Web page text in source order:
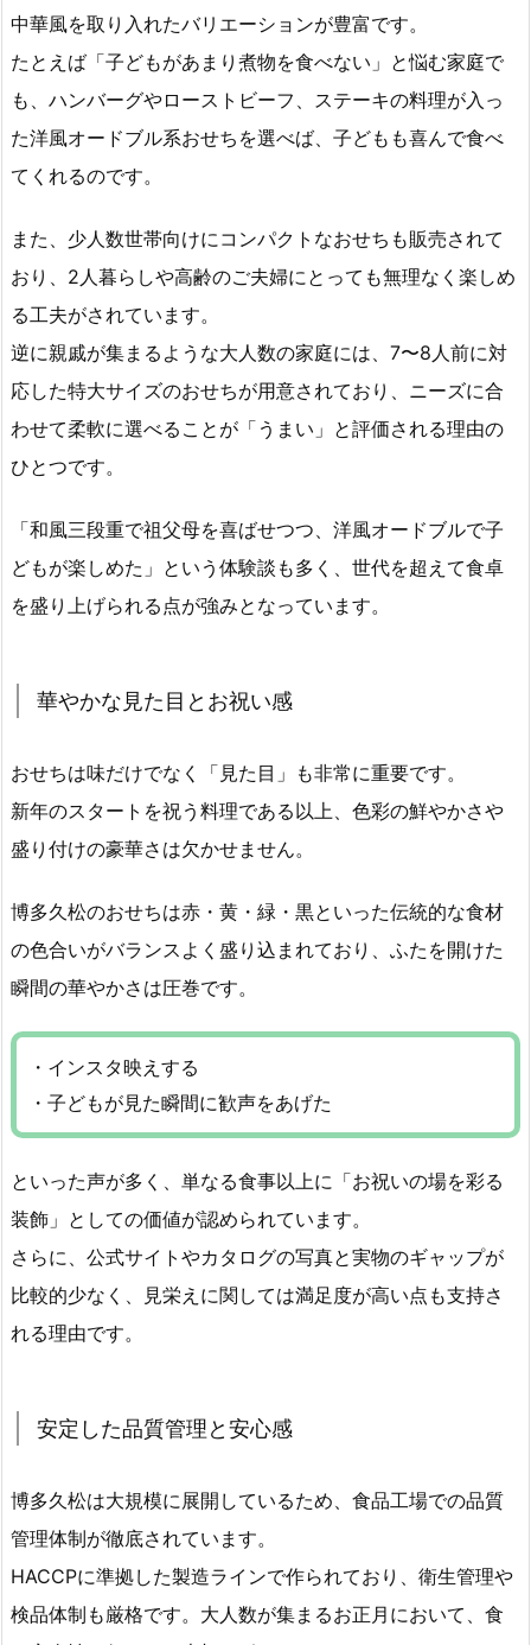
中華風を取り入れたバリエーションが豊富です。
たとえば「子どもがあまり煮物を食べない」と悩む家庭で
も、ハンバーグやローストビーフ、ステーキの料理が入っ
た洋風オードブル系おせちを選べば、子どもも喜んで食べ
てくれるのです。
また、少人数世帯向けにコンパクトなおせちも販売されて
おり、2人暮らしや高齢のご夫婦にとっても無理なく楽しめ
る工夫がされています。
逆に親戚が集まるような大人数の家庭には、7〜8人前に対
応した特大サイズのおせちが用意されており、ニーズに合
わせて柔軟に選べることが「うまい」と評価される理由の
ひとつです。
「和風三段重で祖父母を喜ばせつつ、洋風オードブルで子
どもが楽しめた」という体験談も多く、世代を超えて食卓
を盛り上げられる点が強みとなっています。
華やかな見た目とお祝い感
おせちは味だけでなく「見た目」も非常に重要です。
新年のスタートを祝う料理である以上、色彩の鮮やかさや
盛り付けの豪華さは欠かせません。
博多久松のおせちは赤・黄・緑・黒といった伝統的な食材
の色合いがバランスよく盛り込まれており、ふたを開けた
瞬間の華やかさは圧巻です。
・インスタ映えする
・子どもが見た瞬間に歓声をあげた
といった声が多く、単なる食事以上に「お祝いの場を彩る
装飾」としての価値が認められています。
さらに、公式サイトやカタログの写真と実物のギャップが
比較的少なく、見栄えに関しては満足度が高い点も支持さ
れる理由です。
安定した品質管理と安心感
博多久松は大規模に展開しているため、食品工場での品質
管理体制が徹底されています。
HACCPに準拠した製造ラインで作られており、衛生管理や
検品体制も厳格です。大人数が集まるお正月において、食